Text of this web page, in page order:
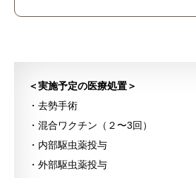
＜実施予定の医療処置＞
・去勢手術
・混合ワクチン（２〜3回）
・内部駆虫薬投与
・外部駆虫薬投与